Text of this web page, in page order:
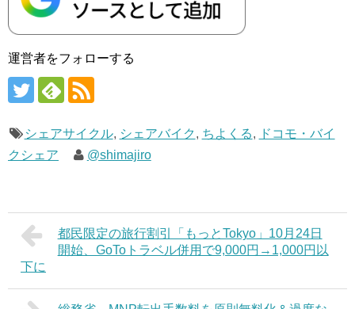
運営者をフォローする
シェアサイクル, シェアバイク , ちよくる,
ドコモ・バイ
クシェア
@shimajiro
都民限定の旅行割引「もっとTokyo」10月24日
開始、GoToトラベル併用で9,000円→1,000円以
下に